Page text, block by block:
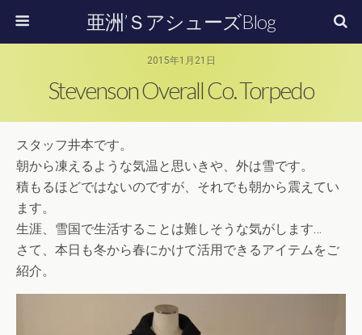
亜洲’ＳアシューズBlog
2015年1月21日
Stevenson Overall Co. Torpedo
スタッフ井本です。
朝から凍えるような気温と思いきや、外は雪です。
積もるほどではないのですが、それでも朝から震えてい
ます。
生涯、雪国で生活することは難しそうな気がします…
さて、本日も冬から春にかけて活用できるアイテムをご
紹介。